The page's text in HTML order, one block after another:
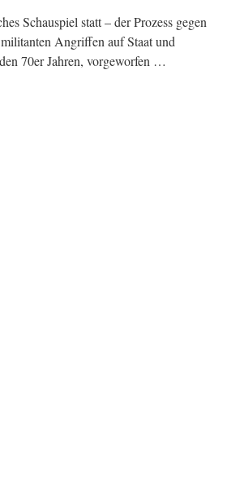
Schauspiel statt – der Prozess gegen
Angriffen auf Staat und
70er Jahren, vorgeworfen …